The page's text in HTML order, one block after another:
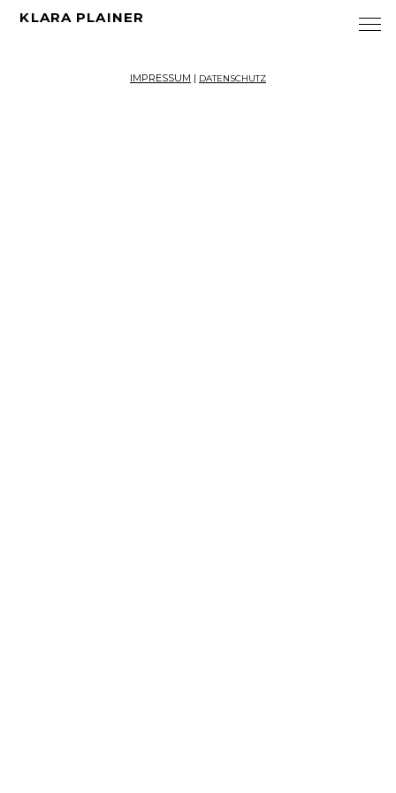
KLARA PLAINER
IMPRESSUM | DATENSCHUTZ